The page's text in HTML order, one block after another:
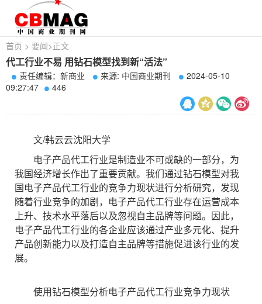
首页 > 要闻>正文
代工行业不易 用钻石模型找到新“活法”
责任编辑：新商业 来源: 中国商业期刊
2024-05-10
09:27:47
446
文/韩云云沈阳大学
电子产品代工行业是制造业不可或缺的一部分，为
我国经济增长作出了重要贡献。我们通过钻石模型对我
国电子产品代工行业的竞争力现状进行分析研究，发现
随着行业竞争的加剧，电子产品代工行业存在运营成本
上升、技术水平落后以及忽视自主品牌等问题。因此，
电子产品代工行业的各企业应该通过产业多元化、提升
产品创新能力以及打造自主品牌等措施促进该行业的发
展。
使用钻石模型分析电子产品代工行业竞争力现状